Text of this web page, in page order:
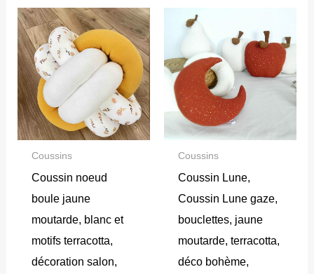
Coussins
Coussin noeud
boule jaune
moutarde, blanc et
motifs terracotta,
décoration salon,
Coussins
Coussin Lune,
Coussin Lune gaze,
bouclettes, jaune
moutarde, terracotta,
déco bohème,